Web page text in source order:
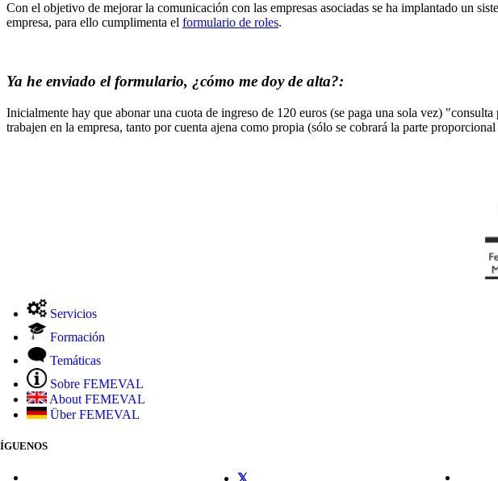
Con el objetivo de mejorar la comunicación con las empresas asociadas se ha implantado un
empresa, para ello cumplimenta el formulario de roles.
Ya he enviado el formulario, ¿cómo me doy de alta?:
Inicialmente hay que abonar una cuota de ingreso de 120 euros (se paga una sola vez)
trabajen en la empresa, tanto por cuenta ajena como propia (sólo se cobrará la parte
Servicios
Formación
Temáticas
Sobre FEMEVAL
About FEMEVAL
Über FEMEVAL